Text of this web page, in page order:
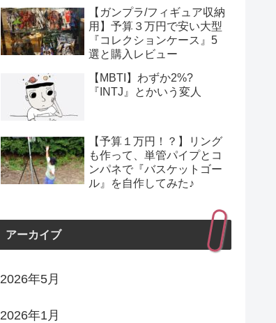
【ガンプラ/フィギュア収納
用】予算３万円で安い大型
『コレクションケース』5
選と購入レビュー
【MBTI】わずか2%?
『INTJ』とかいう変人
【予算１万円！？】リング
も作って、単管パイプとコ
ンパネで『バスケットゴー
ル』を自作してみた♪
アーカイブ
2026年5月
2026年1月